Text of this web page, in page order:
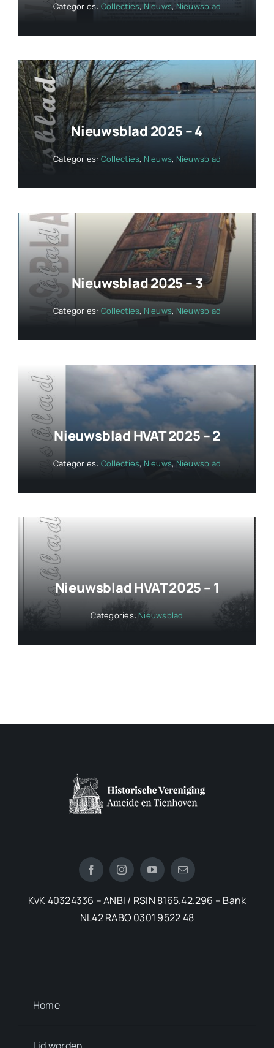
Categories: Collecties, Nieuws, Nieuwsblad
Nieuwsblad 2025 – 4
Categories: Collecties, Nieuws, Nieuwsblad
Nieuwsblad 2025 – 3
Categories: Collecties, Nieuws, Nieuwsblad
Nieuwsblad HVAT 2025 – 2
Categories: Collecties, Nieuws,Nieuwsblad
Nieuwsblad HVAT 2025 – 1
Categories: Nieuwsblad
KvK 40324336 – ANBI / RSIN 8165.42.296 – Bank
NL42 RABO 0301 9522 48
Home